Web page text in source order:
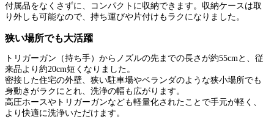
付属品をなくさずに、コンパクトに収納できます。収納ケースは取
り外しも可能なので、持ち運びや片付けもラクになりました。
狭い場所でも大活躍
トリガーガン（持ち手）からノズルの先までの長さが約55cmと、従
来品より約20cm短くなりました。
密接した住宅の外壁、狭い駐車場やベランダのような狭小場所でも
身動きがラクにとれ、洗浄の幅も広がります。
高圧ホースやトリガーガンなども軽量化されたことで手元が軽く、
より快適に洗浄いただけます。